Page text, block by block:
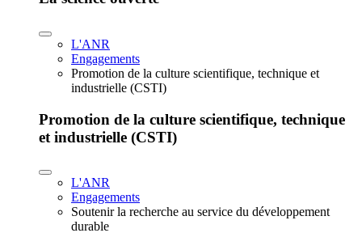
L'ANR
Engagements
Promotion de la culture scientifique, technique et
industrielle (CSTI)
Promotion de la culture scientifique, technique
et industrielle (CSTI)
L'ANR
Engagements
Soutenir la recherche au service du développement
durable